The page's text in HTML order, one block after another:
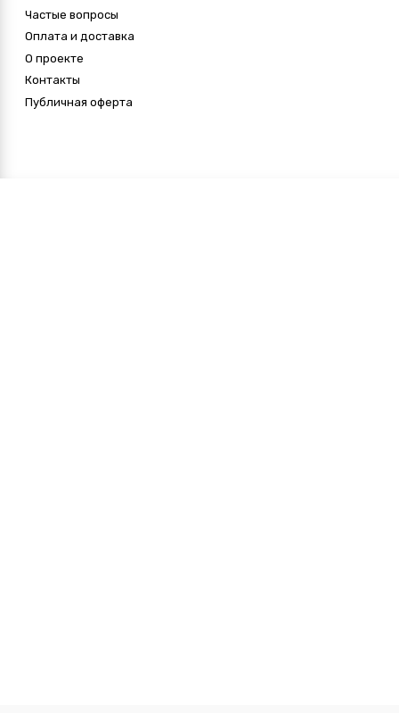
Частые вопросы
Оплата и доставка
О проекте
Контакты
Публичная оферта